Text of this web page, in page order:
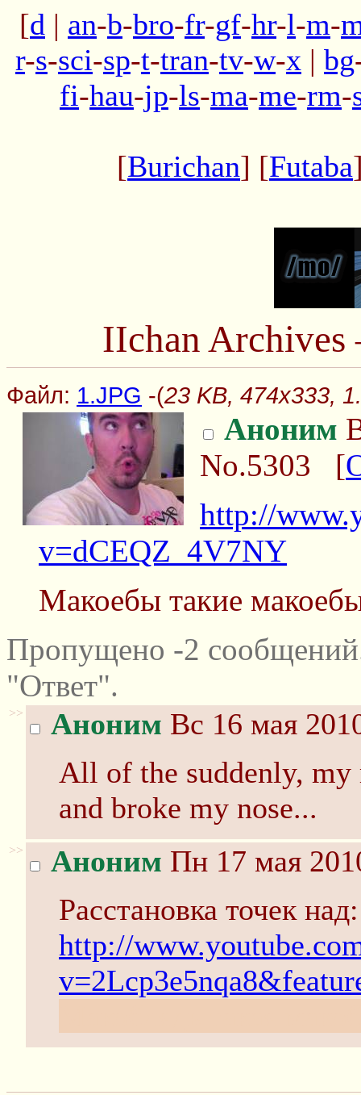
[d | an-b-bro-fr-gf-hr-l-m-
r-s-sci-sp-t-tran-tv-w-x | bg
fi-hau-jp-ls-ma-me-rm-
[Burichan] [Futaba
IIchan
Файл: 1.JPG -(23 KB, 474x333,
Аноним
No.5303 [
http://
v=dCEQZ_4V7NY
Макоебы такие
Пропущено -2
"Ответ".
>> Аноним Вс 16 мая
All of the suddenly,
and broke my nose...
>> Аноним Пн 17 мая
Расстановка точек над:
http://